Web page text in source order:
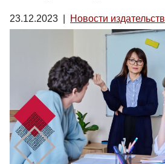
23.12.2023 Новости издательств